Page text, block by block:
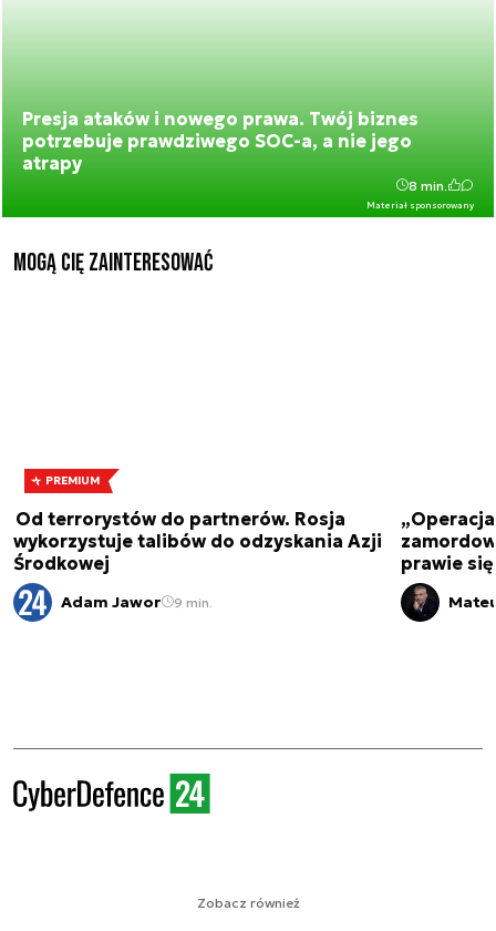
Presja ataków i nowego prawa. Twój biznes
potrzebuje prawdziwego SOC-a, a nie jego
atrapy
Materiał sponsorowany
8 min.
Mogą Cię zainteresować
PREMIUM
Od terrorystów do partnerów. Rosja
wykorzystuje talibów do odzyskania Azji
Środkowej
Adam Jawor 9 min.
prawie
Zobacz również